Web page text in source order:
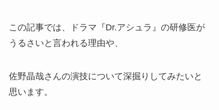
この記事では、ドラマ『Dr.アシュラ』の研修医が
うるさいと言われる理由や、
佐野晶哉さんの演技について深掘りしてみたいと
思います。